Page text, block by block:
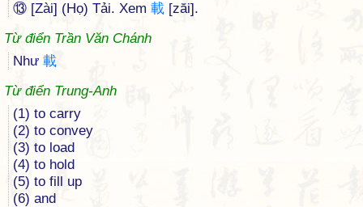
⑬ [Zài] (Họ) Tải. Xem 載 [zăi].
Từ điển Trần Văn Chánh
Như 載
Từ điển Trung-Anh
(1) to carry
(2) to convey
(3) to load
(4) to hold
(5) to fill up
(6) and